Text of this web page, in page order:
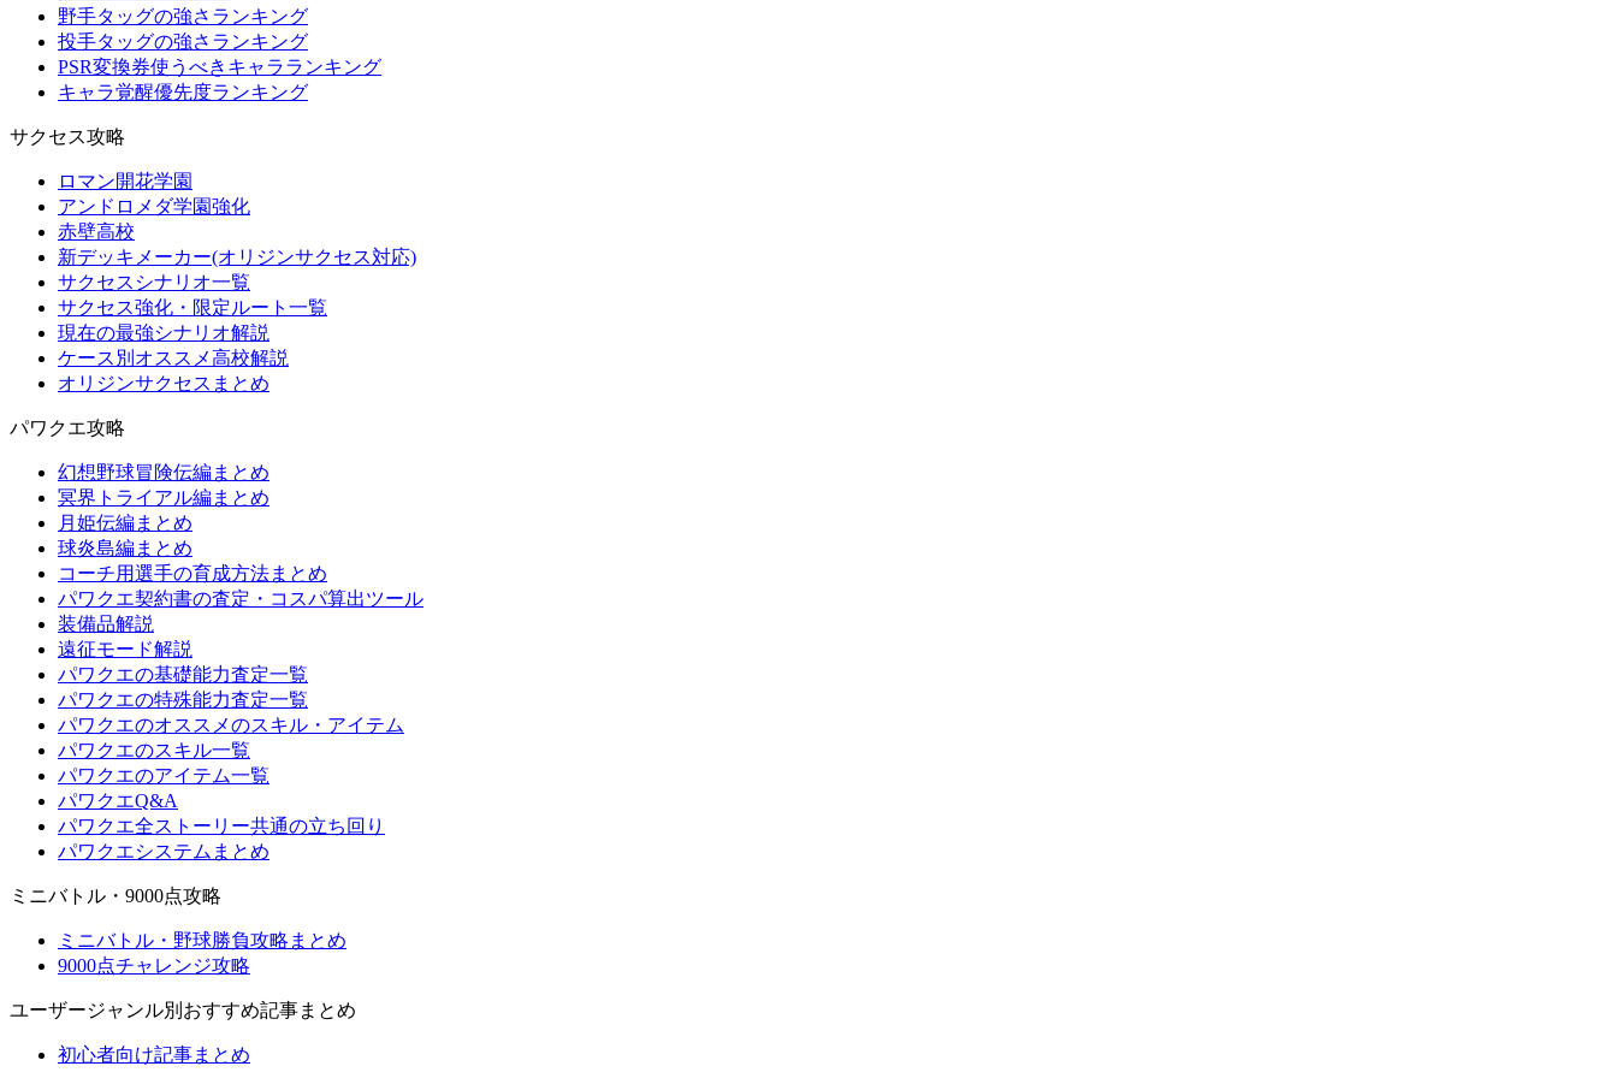
野手タッグの強さランキング
投手タッグの強さランキング
PSR変換券使うべきキャラランキング
キャラ覚醒優先度ランキング
サクセス攻略
ロマン開花学園
アンドロメダ学園強化
赤壁高校
新デッキメーカー(オリジンサクセス対応)
サクセスシナリオ一覧
サクセス強化・限定ルート一覧
現在の最強シナリオ解説
ケース別オススメ高校解説
オリジンサクセスまとめ
パワクエ攻略
幻想野球冒険伝編まとめ
冥界トライアル編まとめ
月姫伝編まとめ
球炎島編まとめ
コーチ用選手の育成方法まとめ
パワクエ契約書の査定・コスパ算出ツール
装備品解説
遠征モード解説
パワクエの基礎能力査定一覧
パワクエの特殊能力査定一覧
パワクエのオススメのスキル・アイテム
パワクエのスキル一覧
パワクエのアイテム一覧
パワクエQ&A
パワクエ全ストーリー共通の立ち回り
パワクエシステムまとめ
ミニバトル・9000点攻略
ミニバトル・野球勝負攻略まとめ
9000点チャレンジ攻略
ユーザージャンル別おすすめ記事まとめ
初心者向け記事まとめ